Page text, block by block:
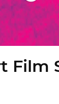
Film